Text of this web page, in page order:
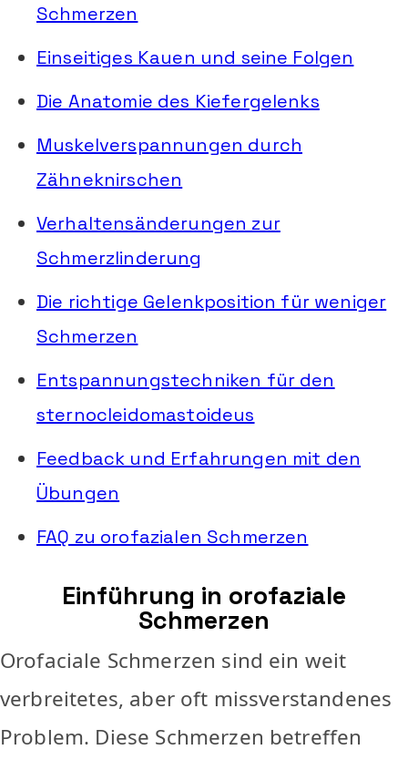
Schmerzen
Einseitiges Kauen und seine Folgen
Die Anatomie des Kiefergelenks
Muskelverspannungen durch
Zähneknirschen
Verhaltensänderungen zur
Schmerzlinderung
Die richtige Gelenkposition für weniger
Schmerzen
Entspannungstechniken für den
sternocleidomastoideus
Feedback und Erfahrungen mit den
Übungen
FAQ zu orofazialen Schmerzen
Einführung in orofaziale
Schmerzen
Orofaciale Schmerzen sind ein weit
verbreitetes, aber oft missverstandenes
Problem. Diese Schmerzen betreffen